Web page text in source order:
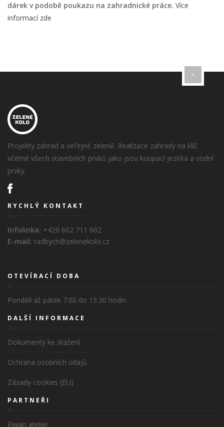
dárek v podobě poukazu na zahradnické práce. Více
informací zde
Projekty zahrad a veřejné zeleně. Realizace zahrady na klíč
včetně všech stavebních prvků jako jsou koupací jezírka a vodní
prvky.
RYCHLÝ KONTAKT
Infolinka: +420 602 711 602
E-mail: radbych@zelenekolo.cz
OTEVÍRACÍ DOBA
Pondělí až pátek 7:00 do 15:30 hodin
DALŠÍ INFORMACE
Dokumenty ke stažení
Ochrana osobních údajů
Zásady cookies (EU)
PARTNEŘI
Eiwan atelier